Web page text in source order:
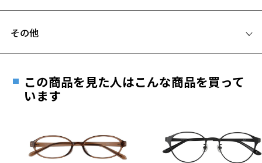
フレームとレンズの合計料金を知りたい方へ
安心1 フレーム１年間品質保証
きます。
※保証期間内に交換が行われた場合、保証期間は初期の期間から
その他
ご希望のお客さまは、「レンズ交換券」をお選びのうえ、
最寄りのZoff実店舗にてレンズをお買い求めください。
※サングラスやパッケージ品では「レンズ交換券」はお選び
談ください。
この商品を見た人はこんな商品を買って
います